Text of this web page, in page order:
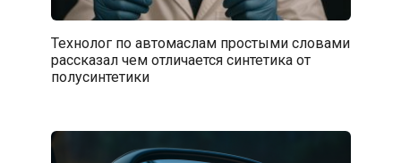
Технолог по автомаслам простыми словами
рассказал чем отличается синтетика от
полусинтетики